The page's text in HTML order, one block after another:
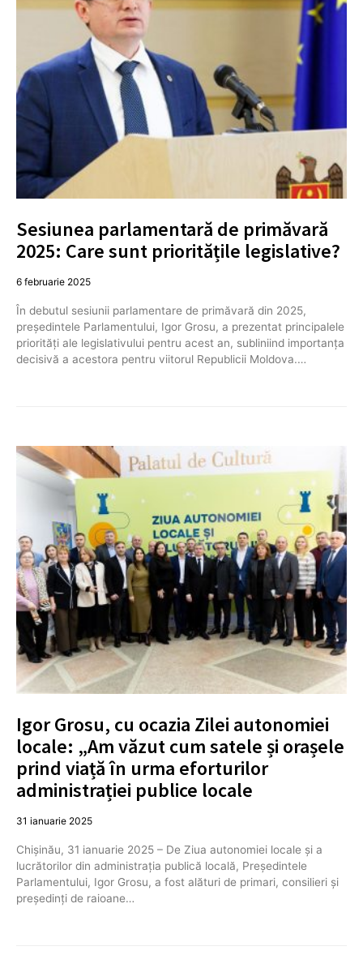
Sesiunea parlamentară de primăvară
2025: Care sunt prioritățile legislative?
6 februarie 2025
În debutul sesiunii parlamentare de primăvară din 2025,
președintele Parlamentului, Igor Grosu, a prezentat principalele
priorități ale legislativului pentru acest an, subliniind importanța
decisivă a acestora pentru viitorul Republicii Moldova.…
Igor Grosu, cu ocazia Zilei autonomiei
locale: „Am văzut cum satele și orașele
prind viață în urma eforturilor
administrației publice locale
31 ianuarie 2025
Chișinău, 31 ianuarie 2025 – De Ziua autonomiei locale și a
lucrătorilor din administrația publică locală, Președintele
Parlamentului, Igor Grosu, a fost alături de primari, consilieri și
președinți de raioane…